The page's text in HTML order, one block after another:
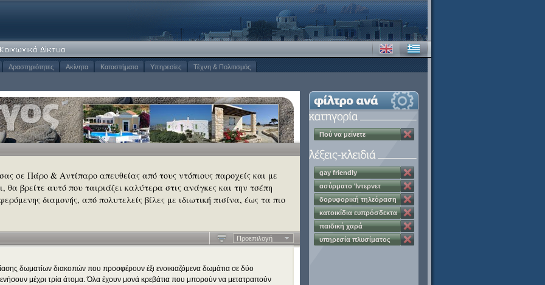
Δραστηριότητες Ακίνητα Καταστήματα Υπηρεσίες Τέχνη & Πολιτισμός
σε Πάρο & Αντίπαρο απευθείας από τους ντόπιους παροχείς και με
θα βρείτε αυτό που ταιριάζει καλύτερα στις ανάγκες και την τσέπη
διαμονής, από πολυτελείς βίλες με ιδιωτική πισίνα, έως τα πιο
Προεπιλογή
δωματίων διακοπών που προσφέρουν έξι ενοικιαζόμενα δωμάτια σε δύο
μέχρι τρία άτομα. Όλα έχουν μονά κρεβάτια που μπορούν να μετατραπούν
Πού να μείνετε
gay friendly
ασύρματο Ίντερνετ
δορυφορική τηλεόραση
κατοικίδια ευπρόσδεκτα
παιδική χαρά
υπηρεσία πλυσίματος